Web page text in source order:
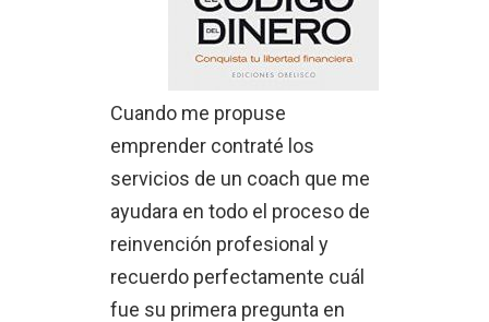
Cuando me propuse
emprender contraté los
servicios de un coach que me
ayudara en todo el proceso de
reinvención profesional y
recuerdo perfectamente cuál
fue su primera pregunta en